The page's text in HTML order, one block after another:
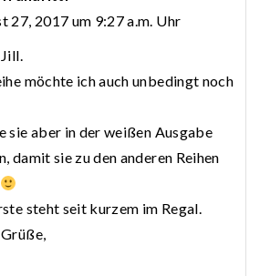
27, 2017 um 9:27 a.m. Uhr
möchte ich auch unbedingt noch
sie aber in der weißen Ausgabe
damit sie zu den anderen Reihen
steht seit kurzem im Regal.